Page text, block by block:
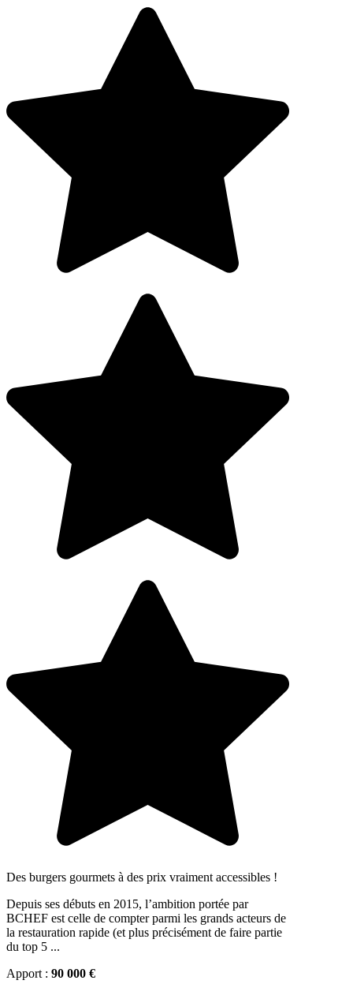
Des burgers gourmets à des prix vraiment accessibles !
Depuis ses débuts en 2015, l’ambition portée par
BCHEF est celle de compter parmi les grands acteurs de
la restauration rapide (et plus précisément de faire partie
du top 5 ...
Apport : 90 000 €